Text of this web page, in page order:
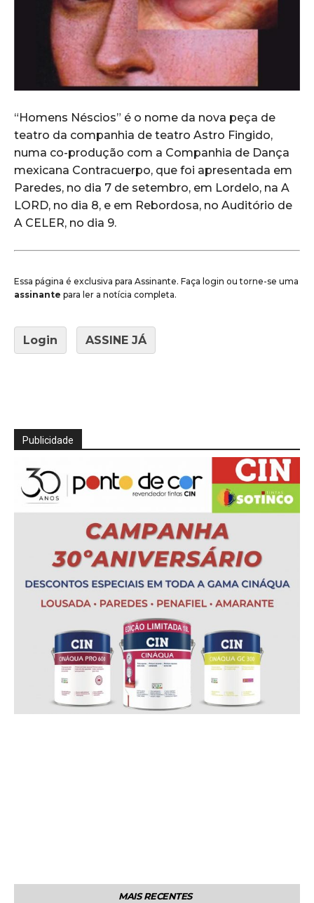
“Homens Néscios” é o nome da nova peça de
teatro da companhia de teatro Astro Fingido,
numa co-produção com a Companhia de Dança
mexicana Contracuerpo, que foi apresentada em
Paredes, no dia 7 de setembro, em Lordelo, na A
LORD, no dia 8, e em Rebordosa, no Auditório de
A CELER, no dia 9.
Essa página é exclusiva para Assinante. Faça login ou torne-se uma
assinante para ler a notícia completa.
Login ASSINE JÁ
Publicidade
MAIS RECENTES